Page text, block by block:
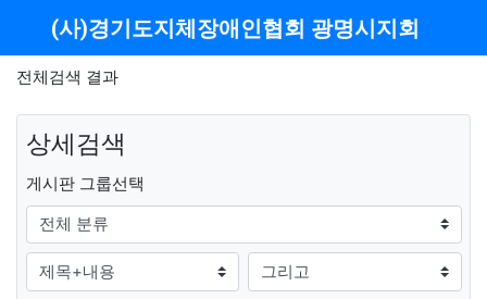
메뉴(사)경기도지체장애인협회 광명시지회
전체검색 결과
상세검색
그룹
게시판 그룹선택
검색조건 검색방법